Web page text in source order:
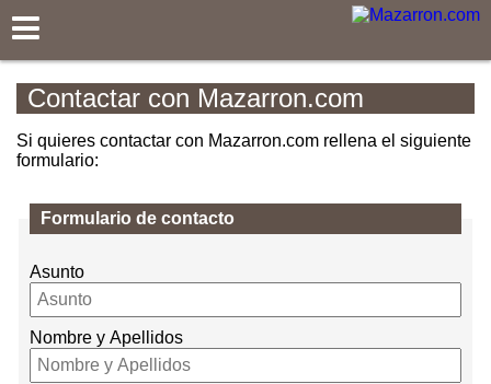
Contactar con Mazarron.com
Si quieres contactar con Mazarron.com rellena el siguiente
formulario:
Formulario de contacto
Asunto
Nombre y Apellidos